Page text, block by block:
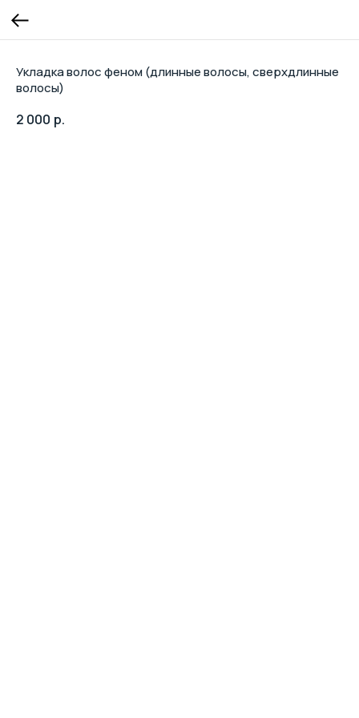
Укладка волос феном (длинные волосы, сверхдлинные
волосы)
2 000 р.